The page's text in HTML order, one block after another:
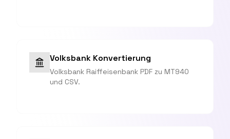
Volksbank Konvertierung
Volksbank Raiffeisenbank PDF zu MT940
und CSV.